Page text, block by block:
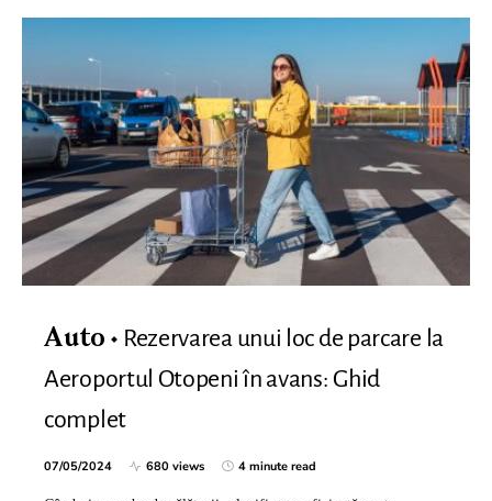
Auto
Rezervarea unui loc de parcare la
Aeroportul Otopeni în avans: Ghid
complet
07/05/2024 680 views 4 minute read